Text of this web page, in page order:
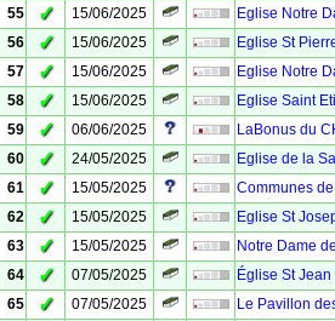
55
✓ 15/06/2025
Eglise Notre
56
✓ 15/06/2025
Eglise St
57
✓ 15/06/2025
Eglise Notre
58
✓ 15/06/2025
Eglise Saint
59
✓ 06/06/2025
LaBonus du
60
✓ 24/05/2025
Eglise de la
61
✓ 15/05/2025
Communes
62
✓ 15/05/2025
Eglise St
63
✓ 15/05/2025
Notre Dame
64
✓ 07/05/2025
Église St
65
✓ 07/05/2025
Le Pavillon